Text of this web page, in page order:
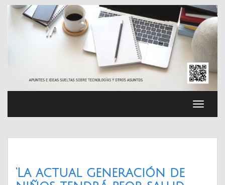
Saltar
contenido
‘La actual generación de